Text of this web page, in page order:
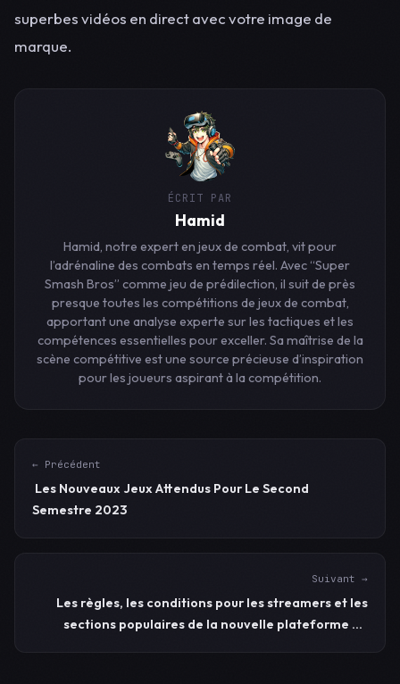
superbes vidéos en direct avec votre image de
marque.
ÉCRIT PAR
Hamid
Hamid, notre expert en jeux de combat, vit pour
l’adrénaline des combats en temps réel. Avec “Super
Smash Bros” comme jeu de prédilection, il suit de près
presque toutes les compétitions de jeux de combat,
apportant une analyse experte sur les tactiques et les
compétences essentielles pour exceller. Sa maîtrise de la
scène compétitive est une source précieuse d’inspiration
pour les joueurs aspirant à la compétition.
← Précédent
Les Nouveaux Jeux Attendus Pour Le Second
Semestre 2023
Suivant →
Les règles, les conditions pour les streamers et les
sections populaires de la nouvelle plateforme de